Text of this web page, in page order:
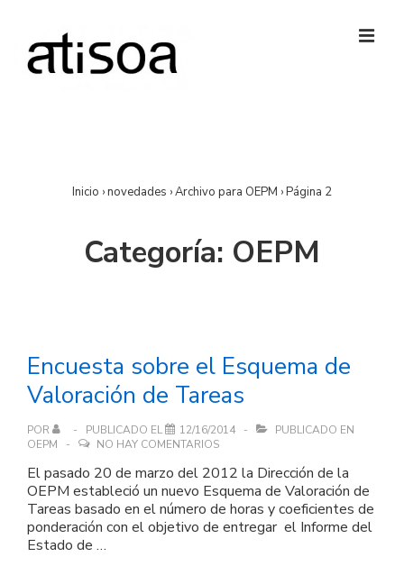
contenido
principal
Inicio ›novedades ›Archivo para OEPM ›Página 2
Categoría: OEPM
Encuesta sobre el Esquema de
Valoración de Tareas
POR PUBLICADO EL 12/16/2014
PUBLICADO EN
OEPM
NO HAY COMENTARIOS
El pasado 20 de marzo del 2012 la Dirección de la
OEPM estableció un nuevo Esquema de Valoración de
Tareas basado en el número de horas y coeficientes de
ponderación con el objetivo de entregar el Informe del
Estado de …